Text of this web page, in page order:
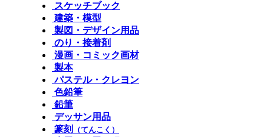
スケッチブック
建築・模型
製図・デザイン用品
のり・接着剤
漫画・コミック画材
製本
パステル・クレヨン
色鉛筆
鉛筆
デッサン用品
篆刻
（てんこく）